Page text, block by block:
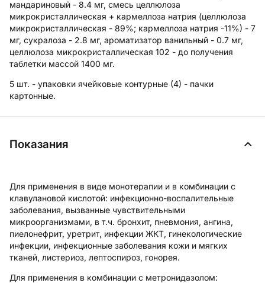
мандариновый - 8.4 мг, смесь целлюлоза
микрокристаллическая + кармеллоза натрия (целлюлоза
микрокристаллическая - 89%; кармеллоза натрия -11%) - 7
мг, сукралоза - 2.8 мг, ароматизатор ванильный - 0.7 мг,
целлюлоза микрокристаллическая 102 - до получения
таблетки массой 1400 мг.
5 шт. - упаковки ячейковые контурные (4) - пачки
картонные.
Показания
Для применения в виде монотерапии и в комбинации с
клавулановой кислотой: инфекционно-воспалительные
заболевания, вызванные чувствительными
микроорганизмами, в т.ч. бронхит, пневмония, ангина,
пиелонефрит, уретрит, инфекции ЖКТ, гинекологические
инфекции, инфекционные заболевания кожи и мягких
тканей, листериоз, лептоспироз, гонорея.
Для применения в комбинации с метронидазолом: